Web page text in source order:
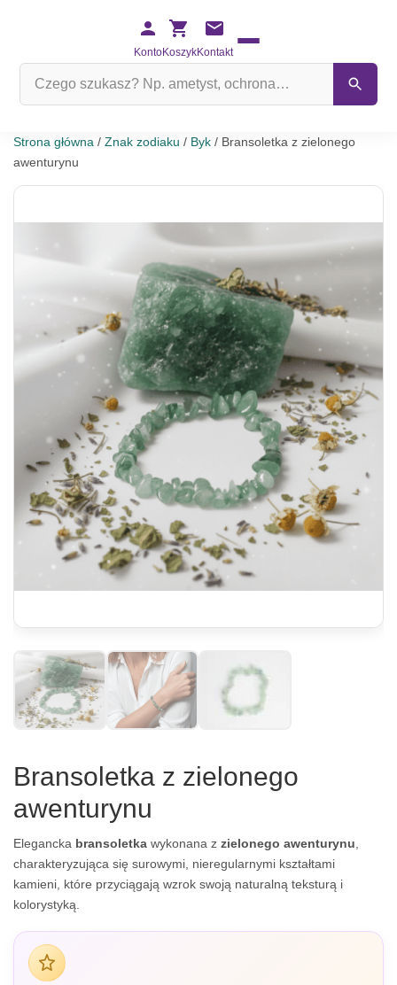
KontoKoszykKontakt
Strona główna / Znak zodiaku / Byk / Bransoletka z zielonego
awenturynu
Bransoletka z zielonego
awenturynu
Elegancka bransoletka wykonana z zielonego awenturynu
charakteryzująca się surowymi, nieregularnymi kształtami
kamieni, które przyciągają wzrok swoją naturalną teksturą i
kolorystyką.